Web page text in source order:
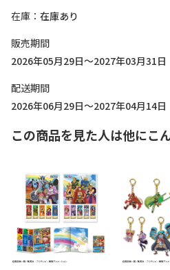
在庫
在庫あり
販売期間
2026年05月29日～2027年03月31日
配送期間
2026年06月29日～2027年04月14日
この商品を見た人は他にこ